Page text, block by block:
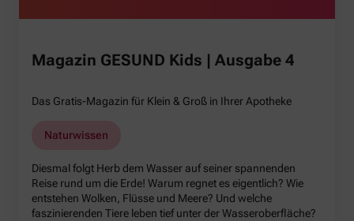
Magazin GESUND Kids | Ausgabe 4
Das Gratis-Magazin für Klein & Groß in Ihrer Apotheke
Naturwissen
Diesmal folgt Herb dem Wasser auf seiner spannenden
Reise rund um die Erde! Warum regnet es eigentlich? Wie
entstehen Wolken, Flüsse und Meere? Und welche
faszinierenden Tiere leben tief unter der Wasseroberfläche?